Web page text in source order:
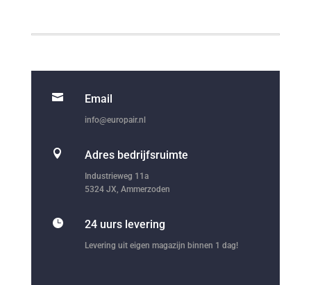
 Email
info@europair.nl
 Adres bedrijfsruimte
Industrieweg 11a
5324 JX, Ammerzoden
 24 uurs levering
Levering uit eigen magazijn binnen 1 dag!